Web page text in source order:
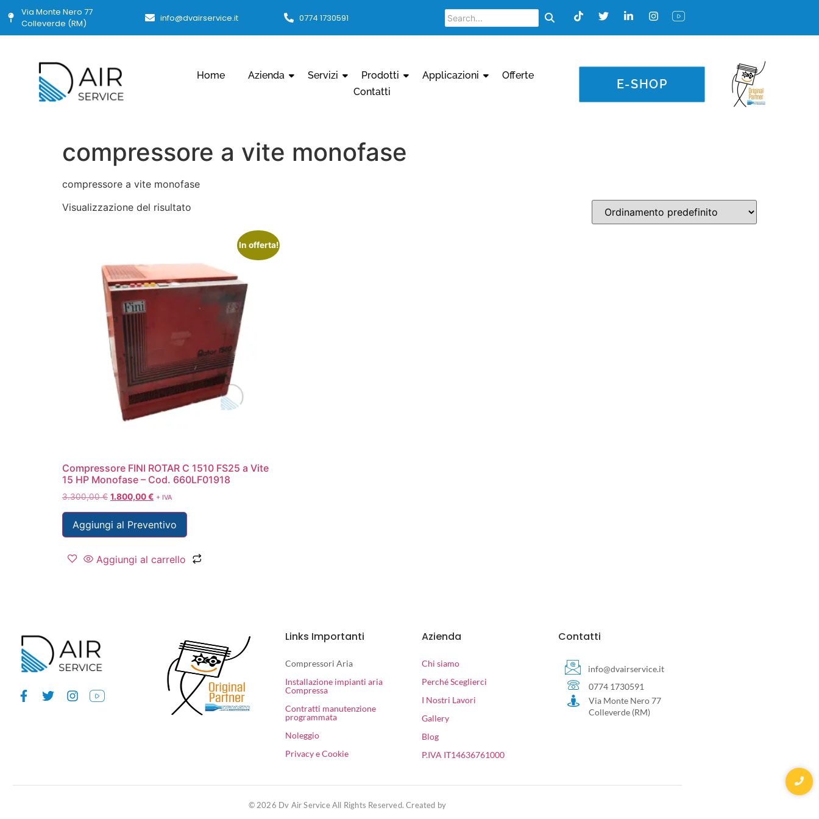
Via Monte Nero 77
Colleverde (RM)
info@dvairservice.it 0774 1730591
Home Azienda Servizi Prodotti Applicazioni
Offerte
Contatti
E-SHOP
compressore a vite monofase
compressore a vite monofase
Visualizzazione del risultato
In offerta!
Compressore FINI ROTAR C 1510 FS25 a Vite
15 HP Monofase – Cod. 660LF01918
3.300,00€ 1.800,00€ + IVA
Aggiungi al Preventivo
Aggiungi al carrello
Links Importanti
Compressori Aria
Installazione impianti aria
Compressa
Contratti manutenzione
programmata
Noleggio
Privacy e Cookie
Azienda
Chi siamo
Perché Sceglierci
I Nostri Lavori
Gallery
Blog
P.IVA IT14636761000
Contatti
info@dvairservice.it
0774 1730591
Via Monte Nero 77
Colleverde (RM)
© 2026 Dv Air Service All Rights Reserved. Created by